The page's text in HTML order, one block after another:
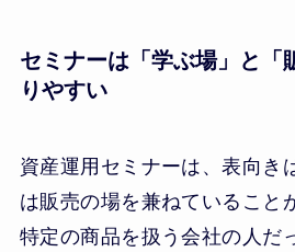
セミナーは「学ぶ場」と「
りやすい
資産運用セミナーは、表向き
は販売の場を兼ねていること
特定の商品を扱う会社の人だ